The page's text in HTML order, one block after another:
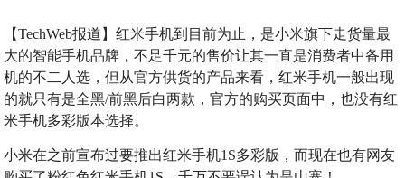
【TechWeb报道】红米手机到目前为止，是小米旗下走货量最
大的智能手机品牌，不足千元的售价让其一直是消费者中备用
机的不二人选，但从官方供货的产品来看，红米手机一般出现
的就只有是全黑/前黑后白两款，官方的购买页面中，也没有红
米手机多彩版本选择。
小米在之前宣布过要推出红米手机1S多彩版，而现在也有网友